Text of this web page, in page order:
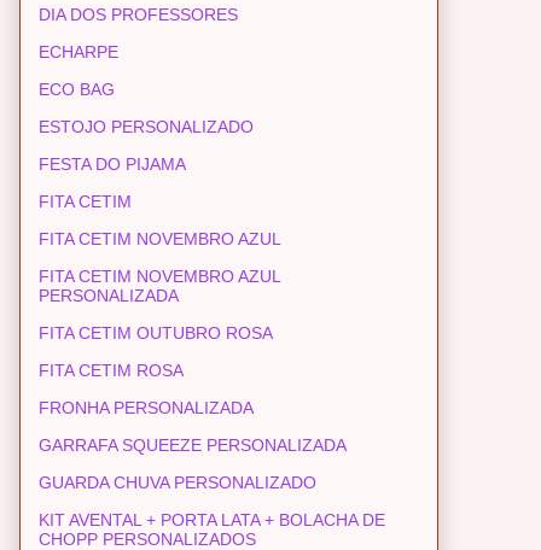
DIA DOS PROFESSORES
ECHARPE
ECO BAG
ESTOJO PERSONALIZADO
FESTA DO PIJAMA
FITA CETIM
FITA CETIM NOVEMBRO AZUL
FITA CETIM NOVEMBRO AZUL
PERSONALIZADA
FITA CETIM OUTUBRO ROSA
FITA CETIM ROSA
FRONHA PERSONALIZADA
GARRAFA SQUEEZE PERSONALIZADA
GUARDA CHUVA PERSONALIZADO
KIT AVENTAL + PORTA LATA + BOLACHA DE
CHOPP PERSONALIZADOS